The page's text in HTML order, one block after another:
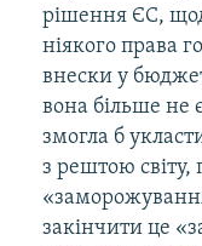
рішення ЄС,
ніякого права
внески у
вона більше не
змогла б
з рештою світу,
закінчити це